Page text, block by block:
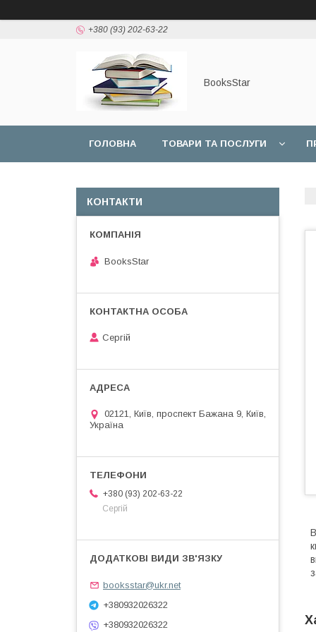
+380 (93) 202-63-22
BooksStar
ГОЛОВНА ТОВАРИ ТА ПОСЛУГИ
КОНТАКТИ
BooksStar
Сергій
02121, Київ, проспект Бажана 9, Київ,
Україна
+380 (93) 202-63-22
Сергій
booksstar@ukr.net
+380932026322
+380932026322